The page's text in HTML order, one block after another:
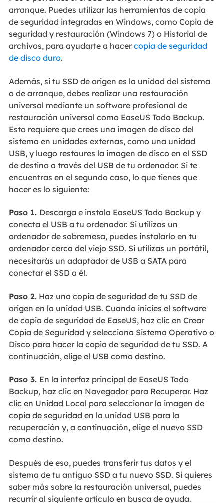
arranque. Puedes utilizar las herramientas de copia
de seguridad integradas en Windows, como Copia de
seguridad y restauración (Windows 7) o Historial de
archivos, para ayudarte a hacer copia de seguridad
de disco duro.
Además, si tu SSD de origen es la unidad del sistema
o de arranque, debes realizar una restauración
universal mediante un software profesional de
restauración universal como EaseUS Todo Backup.
Esto requiere que crees una imagen de disco del
sistema en unidades externas, como una unidad
USB, y luego restaures la imagen de disco en el SSD
de destino a través del USB de tu ordenador. Si te
encuentras en el segundo caso, lo que tienes que
hacer es lo siguiente:
Paso 1. Descarga e instala EaseUS Todo Backup y
conecta el USB a tu ordenador. Si utilizas un
ordenador de sobremesa, puedes instalarlo en tu
ordenador cerca del viejo SSD. Si utilizas un portátil,
necesitarás un adaptador de USB a SATA para
conectar el SSD a él.
Paso 2.Haz una copia de seguridad de tu SSD de
origen en la unidad USB. Cuando inicies el software
de copia de seguridad de EaseUS, haz clic en Crear
Copia de Seguridad y selecciona Sistema Operativo o
Disco para hacer la copia de seguridad de tu SSD. A
continuación, elige el USB como destino.
Paso 3. En la interfaz principal de EaseUS Todo
Backup, haz clic en Navegador para Recuperar. Haz
clic en Unidad Local para seleccionar la imagen de
copia de seguridad en la unidad USB para la
recuperación y, a continuación, elige el nuevo SSD
como destino.
Después de eso, puedes transferir tus datos y el
sistema de tu antiguo SSD a tu nuevo SSD. Si quieres
saber más sobre la restauración universal, puedes
recurrir al siguiente artículo en busca de ayuda.